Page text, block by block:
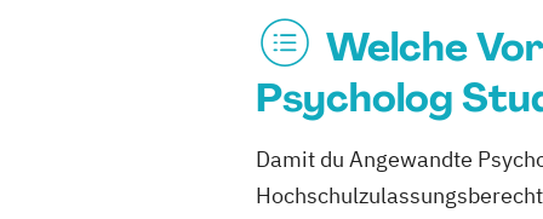
Welche
Psycholog
Damit du Angewandte